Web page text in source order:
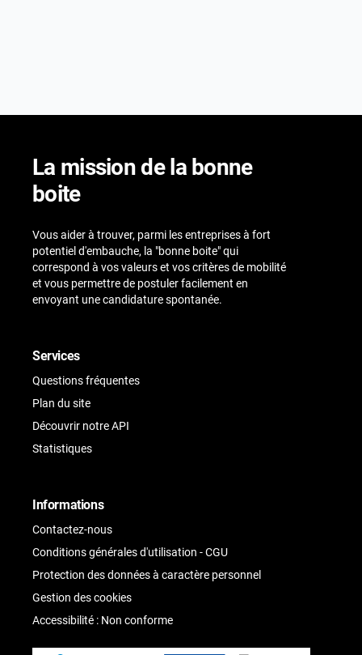
La mission de la bonne
boite
Vous aider à trouver, parmi les entreprises à fort
potentiel d'embauche, la "bonne boite" qui
correspond à vos valeurs et vos critères de mobilité
et vous permettre de postuler facilement en
envoyant une candidature spontanée.
Services
Questions fréquentes
Plan du site
Découvrir notre API
Statistiques
Informations
Contactez-nous
Conditions générales d'utilisation - CGU
Protection des données à caractère personnel
Gestion des cookies
Accessibilité : Non conforme